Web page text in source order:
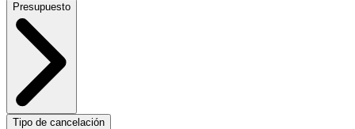
Presupuesto
Tipo de cancelación